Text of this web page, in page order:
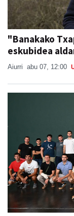
"Banakako
eskubidea
Aiurri abu 07, 12:00